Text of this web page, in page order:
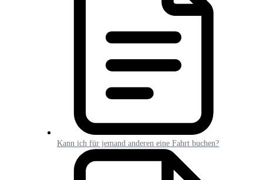
Kann ich für jemand anderen eine Fahrt buchen?